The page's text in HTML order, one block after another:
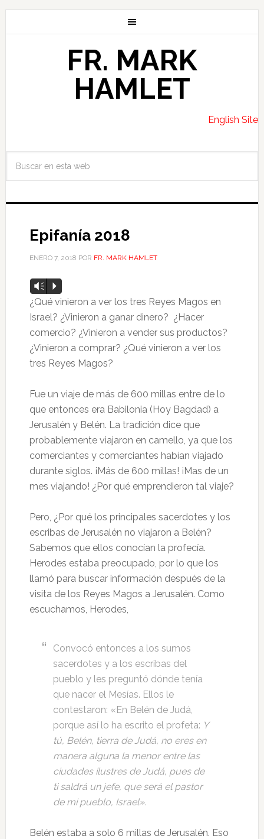
FR. MARK
HAMLET
English Site
Epifanía 2018
ENERO 7, 2018 POR FR. MARK HAMLET
Reproductor
de
audio
Vm P
¿Qué vinieron a ver los tres Reyes Magos en
Israel? ¿Vinieron a ganar dinero? ¿Hacer
comercio? ¿Vinieron a vender sus productos?
¿Vinieron a comprar? ¿Qué vinieron a ver los
tres Reyes Magos?
Fue un viaje de más de 600 millas entre de lo
que entonces era Babilonia (Hoy Bagdad) a
Jerusalén y Belén. La tradición dice que
probablemente viajaron en camello, ya que los
comerciantes y comerciantes habían viajado
durante siglos. ¡Más de 600 millas! ¡Mas de un
mes viajando! ¿Por qué emprendieron tal viaje?
Pero, ¿Por qué los principales sacerdotes y los
escribas de Jerusalén no viajaron a Belén?
Sabemos que ellos conocían la profecía.
Herodes estaba preocupado, por lo que los
llamó para buscar información después de la
visita de los Reyes Magos a Jerusalén. Como
escuchamos, Herodes,
Convocó entonces a los sumos
sacerdotes y a los escribas del
pueblo y les preguntó dónde tenía
que nacer el Mesías. Ellos le
contestaron: «En Belén de Judá,
porque así lo ha escrito el profeta: Y
tú, Belén, tierra de Judá, no eres en
manera alguna la menor entre las
ciudades ilustres de Judá, pues de
ti saldrá un jefe, que será el pastor
de mi pueblo, Israel».
Belén estaba a solo 6 millas de Jerusalén. Eso